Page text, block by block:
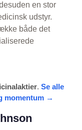
en stor
udstyr.
både det
. Se alle
momentum →